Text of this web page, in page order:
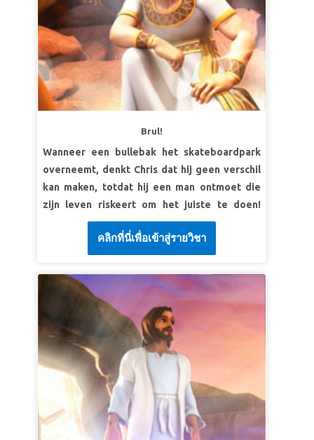
kinderen. De verkorte versie is minder intens.
Bekijk ook een voorvertoning van de video's
van de Bijbel achtergrond en de Wegwijzer.*.
LES 1: GOD KAN ALLES AAN
SuperWaarheid:
God zal me helpen als ik voor
reusachtige problemen sta.
SuperVers: 'Wees sterk en moedig!' Wees dus
nooit bang en laat je door niets tegenhouden.
Want Ik, je Heer God, ben met je, waar je ook
gaat.' Jozua 1:9b (BB)
LES 2: VERTROUW OP GOD
SuperWaarheid:Ik lijk misschien klein, maar in
Gods ogen kan ik grote dingen doen.
naar het uiterlijk, maar de Heer kijkt naar het
hart.” 1 Samuel 16:7b (BB)
LES 3: GOD STAAT AAN MIJN KANT
SuperWaarheid:Jezus zal me leiden en
beschermen.
SuperVers: 'Mijn schapen luisteren naar mijn
stem, en Ik ken ze, en ze volgen Mij.' John
10:27 (BB)
Brul!
Wanneer een bullebak het skateboardpark
overneemt, denkt Chris dat hij geen verschil
kan maken, totdat hij een man ontmoet die
zijn leven riskeert om het juiste te doen!
Superboek neemt Chris, Joy en Gizmo mee
naar Daniel in Babylon, waar jaloerse rivalen
samenzweren om een einde aan zijn leven te
maken. Wees getuige van ware moed in actie
en ontdek hoe geloof in God ons de kracht
geeft om te doen wat juist is. De kinderen
leren dat zelfs een leeuwenkuil niet
opgewassen is tegen Gods bescherming!
LES 1: GOD BEANTWOORDT GEBEDEN.
SuperWaarheid: God beantwoordt mijn
gebeden.
SuperVers:
'Als je Mij om hulp roept, zal Ik je
คลิกที่นี่เพื่อเข้าสู่รายวิชา